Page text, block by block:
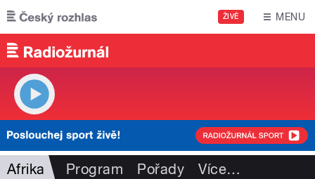
Přejít k hlavnímu obsahu
ŽIVĚ MENU
Afrika Program Pořady Více…